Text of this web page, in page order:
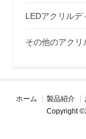
LEDアクリルデ
その他のアクリ
ホーム 製品紹介
Copyright